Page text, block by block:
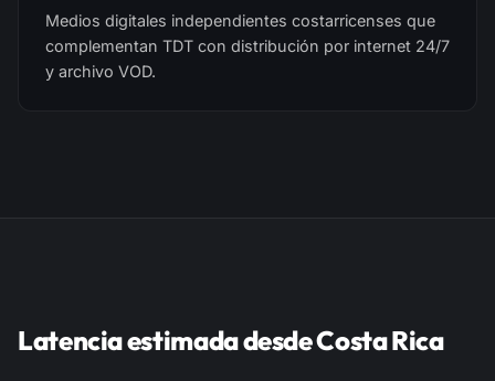
Medios digitales independientes costarricenses que
complementan TDT con distribución por internet 24/7
y archivo VOD.
Latencia estimada desde Costa Rica